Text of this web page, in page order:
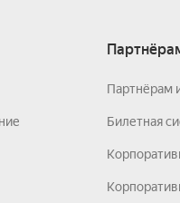
Партнёрам
Билетная